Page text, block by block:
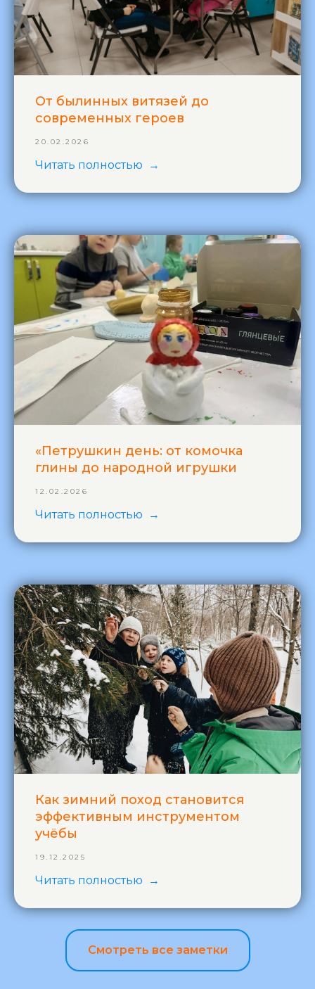
От былинных витязей до
современных героев
20.02.2026
Читать полностью
«Петрушкин день: от комочка
глины до народной игрушки
12.02.2026
Читать полностью
Как зимний поход становится
эффективным инструментом
учёбы
19.12.2025
Читать полностью
Смотреть все заметки